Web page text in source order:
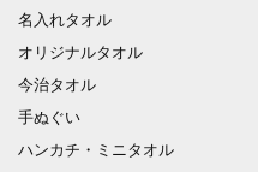
名入れタオル
オリジナルタオル
今治タオル
手ぬぐい
ハンカチ・ミニタオル